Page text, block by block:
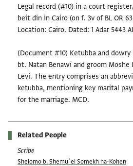
Legal record (#10) in a court
beit din in Cairo (on f. 3v of BL OR
Location: Cairo. Dated: 1 Adar 5443
(Document #10) Ketubba and
bt. Natan Benawī and groom Moshe
Levi. The entry comprises an
ketubba, mentioning key marital
for the marriage. MCD.
Related People
Scribe
Shelomo b. Shemuʾel Somekh ha-Kohen